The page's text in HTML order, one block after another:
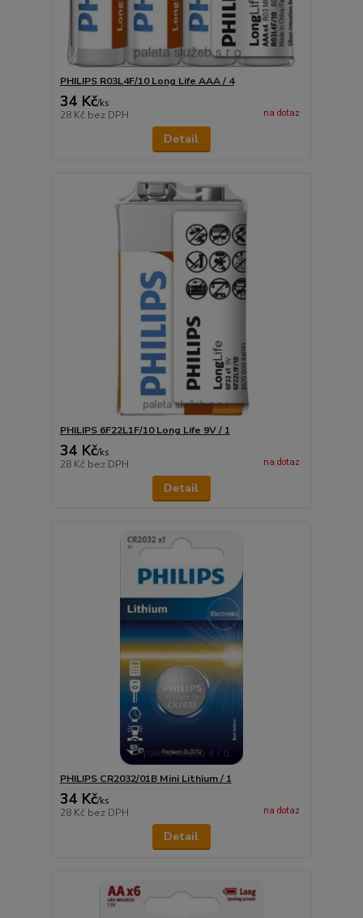
PHILIPS R03L4F/10 Long Life AAA / 4
34 Kč/ks
28 Kč bez DPH na dotaz
Detail
PHILIPS 6F22L1F/10 Long Life 9V / 1
34 Kč/ks
28 Kč bez DPH na dotaz
Detail
PHILIPS CR2032/01B Mini Lithium / 1
34 Kč/ks
28 Kč bez DPH na dotaz
Detail